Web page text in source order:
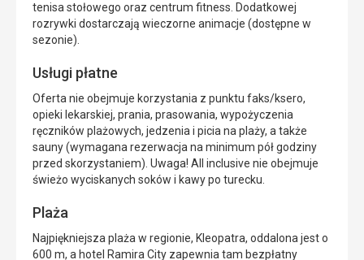
tenisa stołowego oraz centrum fitness. Dodatkowej
rozrywki dostarczają wieczorne animacje (dostępne w
sezonie).
Usługi płatne
Oferta nie obejmuje korzystania z punktu faks/ksero,
opieki lekarskiej, prania, prasowania, wypożyczenia
ręczników plażowych, jedzenia i picia na plaży, a także
sauny (wymagana rezerwacja na minimum pół godziny
przed skorzystaniem). Uwaga! All inclusive nie obejmuje
świeżo wyciskanych soków i kawy po turecku.
Plaża
Najpiękniejsza plaża w regionie, Kleopatra, oddalona jest o
600 m, a hotel Ramira City zapewnia tam bezpłatny